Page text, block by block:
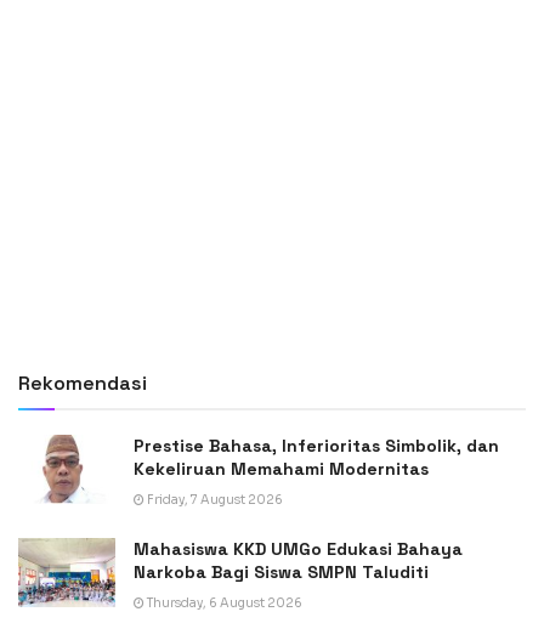
Rekomendasi
Prestise Bahasa, Inferioritas Simbolik, dan
Kekeliruan Memahami Modernitas
Friday, 7 August 2026
Mahasiswa KKD UMGo Edukasi Bahaya
Narkoba Bagi Siswa SMPN Taluditi
Thursday, 6 August 2026